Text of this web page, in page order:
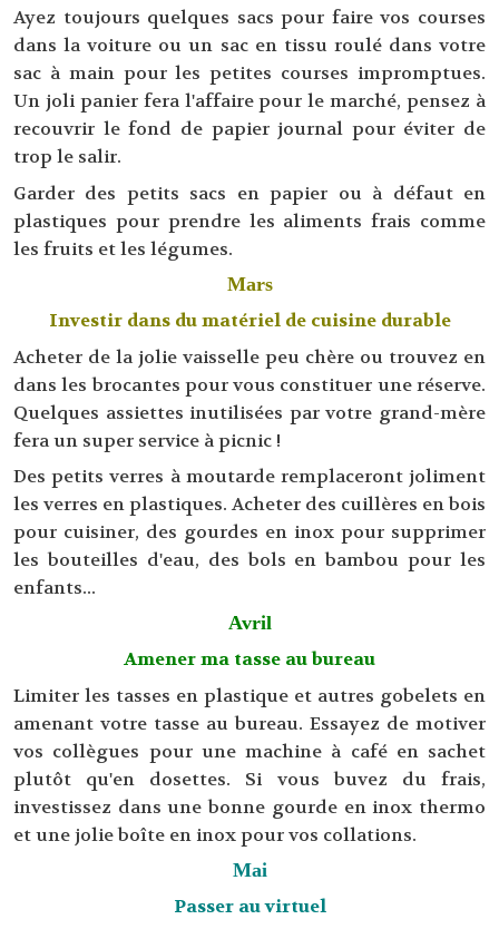
Ayez toujours quelques sacs pour faire vos courses
dans la voiture ou un sac en tissu roulé dans votre
sac à main pour les petites courses impromptues.
Un joli panier fera l'affaire pour le marché, pensez à
recouvrir le fond de papier journal pour éviter de
trop le salir.
Garder des petits sacs en papier ou à défaut en
plastiques pour prendre les aliments frais comme
les fruits et les légumes.
Mars
Investir dans du matériel de cuisine durable
Acheter de la jolie vaisselle peu chère ou trouvez en
dans les brocantes pour vous constituer une réserve.
Quelques assiettes inutilisées par votre grand-mère
fera un super service à picnic !
Des petits verres à moutarde remplaceront joliment
les verres en plastiques. Acheter des cuillères en bois
pour cuisiner, des gourdes en inox pour supprimer
les bouteilles d'eau, des bols en bambou pour les
enfants...
Avril
Amener ma tasse au bureau
Limiter les tasses en plastique et autres gobelets en
amenant votre tasse au bureau. Essayez de motiver
vos collègues pour une machine à café en sachet
plutôt qu'en dosettes. Si vous buvez du frais,
investissez dans une bonne gourde en inox thermo
et une jolie boîte en inox pour vos collations.
Mai
Passer au virtuel